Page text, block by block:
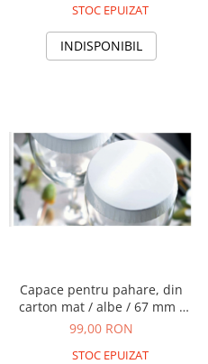
STOC EPUIZAT
INDISPONIBIL
Capace pentru pahare, din
carton mat / albe / 67 mm /
200 buc
99,00 RON
STOC EPUIZAT